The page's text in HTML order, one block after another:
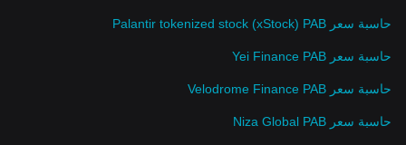
حاسبة سعر Palantir tokenized stock (xStock) PAB
حاسبة سعر Yei Finance PAB
حاسبة سعر Velodrome Finance PAB
حاسبة سعر Niza Global PAB